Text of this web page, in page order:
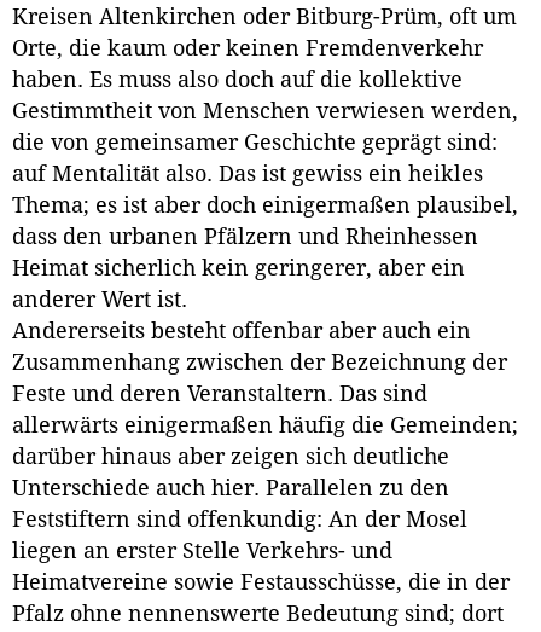
Kreisen Altenkirchen oder Bitburg-Prüm, oft um
Orte, die kaum oder keinen Fremdenverkehr
haben. Es muss also doch auf die kollektive
Gestimmtheit von Menschen verwiesen werden,
die von gemeinsamer Geschichte geprägt sind:
auf Mentalität also. Das ist gewiss ein heikles
Thema; es ist aber doch einigermaßen plausibel,
dass den urbanen Pfälzern und Rheinhessen
Heimat sicherlich kein geringerer, aber ein
anderer Wert ist.
Andererseits besteht offenbar aber auch ein
Zusammenhang zwischen der Bezeichnung der
Feste und deren Veranstaltern. Das sind
allerwärts einigermaßen häufig die Gemeinden;
darüber hinaus aber zeigen sich deutliche
Unterschiede auch hier. Parallelen zu den
Feststiftern sind offenkundig: An der Mosel
liegen an erster Stelle Verkehrs- und
Heimatvereine sowie Festausschüsse, die in der
Pfalz ohne nennenswerte Bedeutung sind; dort